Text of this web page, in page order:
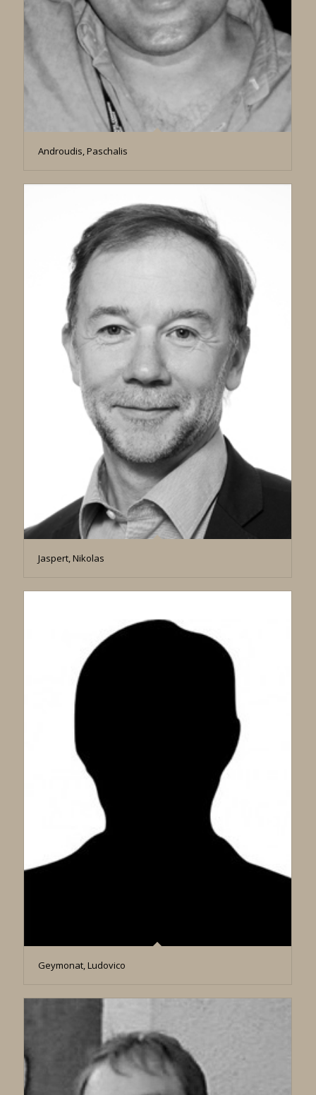
Androudis, Paschalis
Jaspert, Nikolas
Geymonat, Ludovico